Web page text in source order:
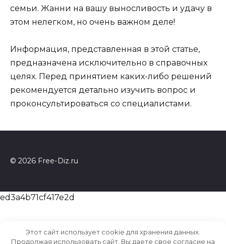
семьи. Жанни на вашу выносливость и удачу в
этом нелегком, но очень важном деле!
Информация, представленная в этой статье,
предназначена исключительно в справочных
целях. Перед принятием каких-либо решений
рекомендуется детально изучить вопрос и
проконсультироваться со специалистами.
© 2026 Free-Diz.ru
ed3a4b71cf417e2d
Этот сайт использует cookie для хранения данных.
Продолжая использовать сайт, Вы даете свое согласие на